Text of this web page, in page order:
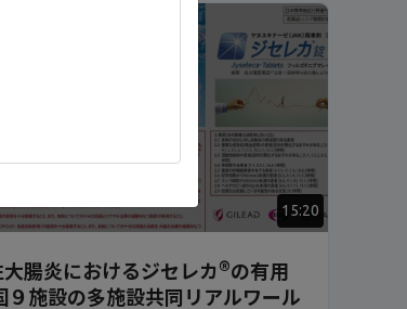
15:20
腸炎におけるジセレカ ®の有用
９施設の多施設共同リアルワール